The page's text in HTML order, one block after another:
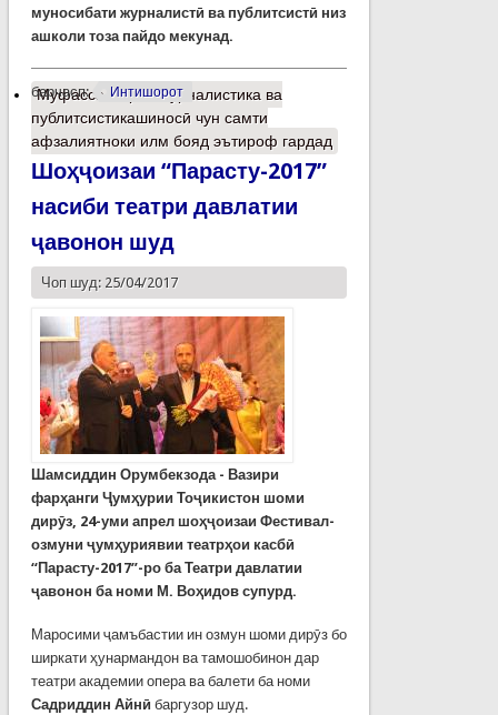
муносибати журналистӣ ва публитсистӣ низ
ашколи тоза пайдо мекунад.
барчасп: Интишорот
Муфассалтаро Журналистика ва
публитсистикашиносӣ чун самти
афзалиятноки илм бояд эътироф гардад
Шоҳҷоизаи “Парасту-2017”
насиби театри давлатии
ҷавонон шуд
Чоп шуд: 25/04/2017
Шамсиддин Орумбекзода - Вазири
фарҳанги Ҷумҳурии Тоҷикистон шоми
дирӯз, 24-уми апрел шоҳҷоизаи Фестивал-
озмуни ҷумҳуриявии театрҳои касбӣ
“Парасту-2017”-ро ба Театри давлатии
ҷавонон ба номи М. Воҳидов супурд.
Маросими ҷамъбастии ин озмун шоми дирӯз бо
ширкати ҳунармандон ва тамошобинон дар
театри академии опера ва балети ба номи
Садриддин Айнӣ баргузор шуд.